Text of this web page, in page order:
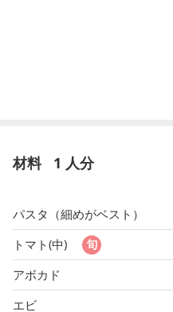
材料 1 人分
パスタ（細めがベスト）
トマト(中)
アボカド
エビ